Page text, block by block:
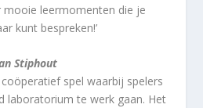
leermomenten die je
kunt bespreken!’
Stiphout
coöperatief spel waarbij spelers
laboratorium te werk gaan. Het